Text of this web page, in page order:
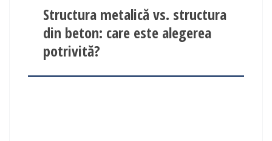
Structura metalică vs. structura
din beton: care este alegerea
potrivită?